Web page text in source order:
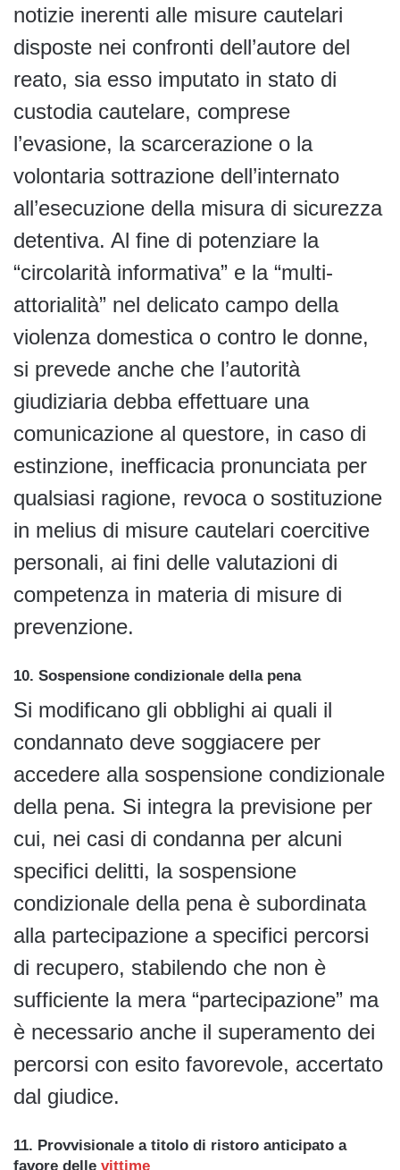
notizie inerenti alle misure cautelari
disposte nei confronti dell’autore del
reato, sia esso imputato in stato di
custodia cautelare, comprese
l’evasione, la scarcerazione o la
volontaria sottrazione dell’internato
all’esecuzione della misura di sicurezza
detentiva. Al fine di potenziare la
“circolarità informativa” e la “multi-
attorialità” nel delicato campo della
violenza domestica o contro le donne,
si prevede anche che l’autorità
giudiziaria debba effettuare una
comunicazione al questore, in caso di
estinzione, inefficacia pronunciata per
qualsiasi ragione, revoca o sostituzione
in melius di misure cautelari coercitive
personali, ai fini delle valutazioni di
competenza in materia di misure di
prevenzione.
10. Sospensione condizionale della pena
Si modificano gli obblighi ai quali il
condannato deve soggiacere per
accedere alla sospensione condizionale
della pena. Si integra la previsione per
cui, nei casi di condanna per alcuni
specifici delitti, la sospensione
condizionale della pena è subordinata
alla partecipazione a specifici percorsi
di recupero, stabilendo che non è
sufficiente la mera “partecipazione” ma
è necessario anche il superamento dei
percorsi con esito favorevole, accertato
dal giudice.
11. Provvisionale a titolo di ristoro anticipato a
favore delle vittime